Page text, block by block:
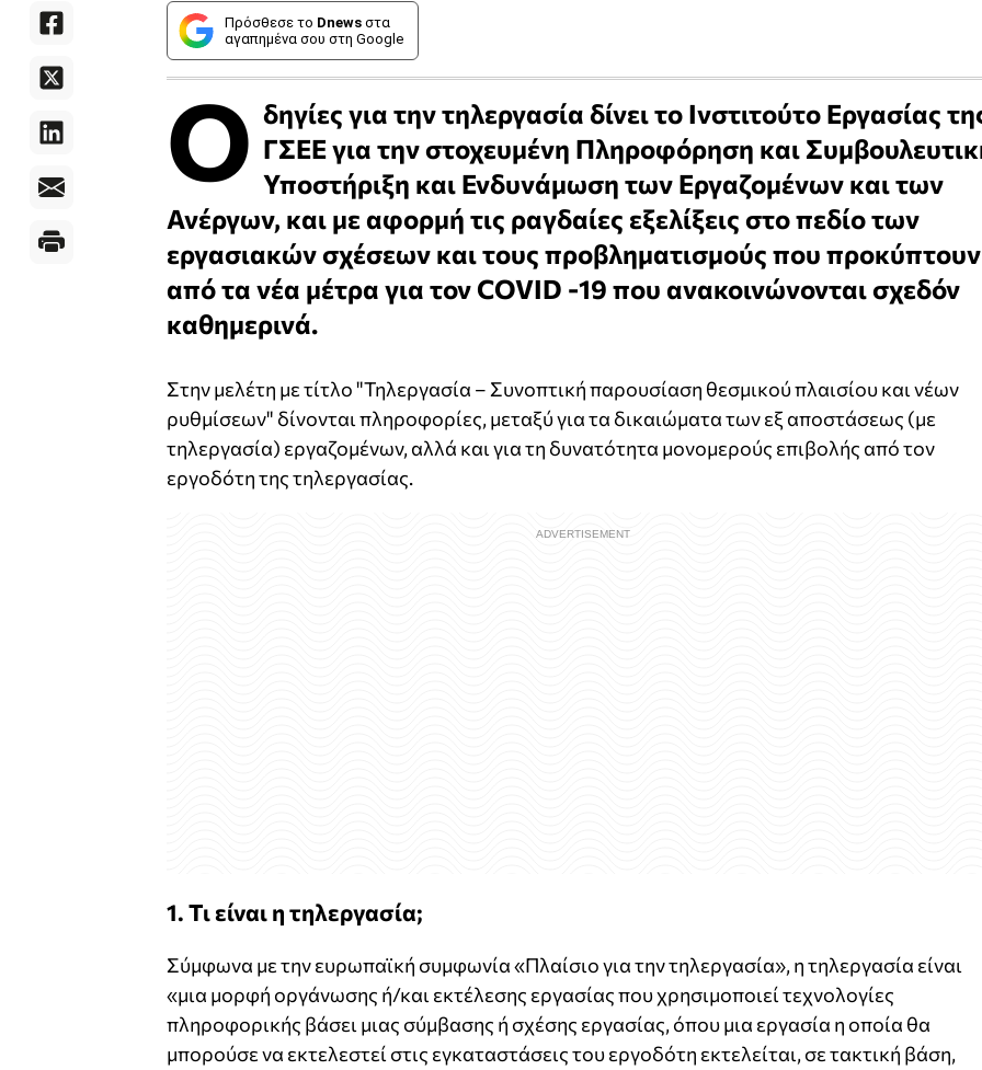
Πρόσθεσε το Dnews στα
αγαπημένα σου στη Google
Ο δηγίες για την τηλεργασία δίνει το Ινστιτούτο Εργασίας
ΓΣΕΕ για την στοχευμένη Πληροφόρηση και
Υποστήριξη και Ενδυνάμωση των Εργαζομένων και των
Ανέργων, και με αφορμή τις ραγδαίες εξελίξεις στο πεδίο των
εργασιακών σχέσεων και τους προβληματισμούς που προκύπτουν
από τα νέα μέτρα για τον COVID -19 που ανακοινώνονται σχεδόν
καθημερινά.
Στην μελέτη με τίτλο "Τηλεργασία – Συνοπτική παρουσίαση θεσμικού πλαισίου και νέων
ρυθμίσεων" δίνονται πληροφορίες, μεταξύ για τα δικαιώματα των εξ αποστάσεως (με
τηλεργασία) εργαζομένων, αλλά και για τη δυνατότητα μονομερούς επιβολής από τον
εργοδότη της τηλεργασίας.
1. Τι είναι η τηλεργασία;
Σύμφωνα με την ευρωπαϊκή συμφωνία «Πλαίσιο για την τηλεργασία», η τηλεργασία είναι
«μια μορφή οργάνωσης ή/και εκτέλεσης εργασίας που χρησιμοποιεί τεχνολογίες
πληροφορικής βάσει μιας σύμβασης ή σχέσης εργασίας, όπου μια εργασία η οποία θα
μπορούσε να εκτελεστεί στις εγκαταστάσεις του εργοδότη εκτελείται, σε τακτική βάση,